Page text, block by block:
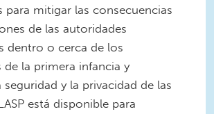
mitigar las consecuencias
de las autoridades
dentro o cerca de los
de la primera infancia y
seguridad y la privacidad de las
está disponible para